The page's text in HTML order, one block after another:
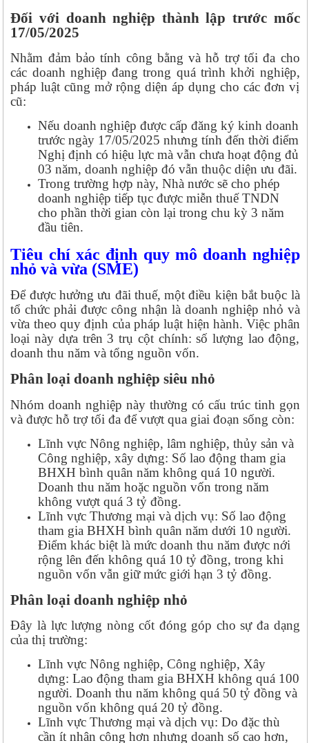
Đối với doanh nghiệp thành lập trước mốc
17/05/2025
Nhằm đảm bảo tính công bằng và hỗ trợ tối đa cho
các doanh nghiệp đang trong quá trình khởi nghiệp,
pháp luật cũng mở rộng diện áp dụng cho các đơn vị
cũ:
Nếu doanh nghiệp được cấp đăng ký kinh doanh
trước ngày 17/05/2025 nhưng tính đến thời điểm
Nghị định có hiệu lực mà vẫn chưa hoạt động đủ
03 năm, doanh nghiệp đó vẫn thuộc diện ưu đãi.
Trong trường hợp này, Nhà nước sẽ cho phép
doanh nghiệp tiếp tục được miễn thuế TNDN
cho phần thời gian còn lại trong chu kỳ 3 năm
đầu tiên.
Tiêu chí xác định quy mô doanh nghiệp
nhỏ và vừa (SME)
Để được hưởng ưu đãi thuế, một điều kiện bắt buộc là
tổ chức phải được công nhận là doanh nghiệp nhỏ và
vừa theo quy định của pháp luật hiện hành. Việc phân
loại này dựa trên 3 trụ cột chính: số lượng lao động,
doanh thu năm và tổng nguồn vốn.
Phân loại doanh nghiệp siêu nhỏ
Nhóm doanh nghiệp này thường có cấu trúc tinh gọn
và được hỗ trợ tối đa để vượt qua giai đoạn sống còn:
Lĩnh vực Nông nghiệp, lâm nghiệp, thủy sản và
Công nghiệp, xây dựng: Số lao động tham gia
BHXH bình quân năm không quá 10 người.
Doanh thu năm hoặc nguồn vốn trong năm
không vượt quá 3 tỷ đồng.
Lĩnh vực Thương mại và dịch vụ: Số lao động
tham gia BHXH bình quân năm dưới 10 người.
Điểm khác biệt là mức doanh thu năm được nới
rộng lên đến không quá 10 tỷ đồng, trong khi
nguồn vốn vẫn giữ mức giới hạn 3 tỷ đồng.
Phân loại doanh nghiệp nhỏ
Đây là lực lượng nòng cốt đóng góp cho sự đa dạng
của thị trường:
Lĩnh vực Nông nghiệp, Công nghiệp, Xây
dựng: Lao động tham gia BHXH không quá 100
người. Doanh thu năm không quá 50 tỷ đồng và
nguồn vốn không quá 20 tỷ đồng.
Lĩnh vực Thương mại và dịch vụ: Do đặc thù
cần ít nhân công hơn nhưng doanh số cao hơn,